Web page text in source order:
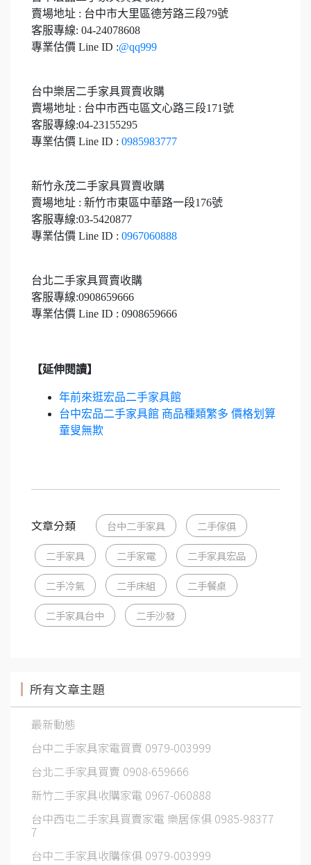
賣場地址 : 台中市大里區德芳路三段79號
客服專線: 04-24078608
專業估價 Line ID :@qq999
台中樂居二手家具買賣收購
賣場地址 : 台中市西屯區文心路三段171號
客服專線:04-23155295
專業估價 Line ID : 0985983777
新竹永茂二手家具買賣收購
賣場地址 : 新竹市東區中華路一段176號
客服專線:03-5420877
專業估價 Line ID : 0967060888
台北二手家具買賣收購
客服專線:0908659666
專業估價 Line ID : 0908659666
【延伸閱讀】
年前來逛宏品二手家具館
台中宏品二手家具館 商品種類繁多 價格划算
童叟無欺
文章分類 台中二手家具 二手傢俱
二手家具 二手家電 二手家具宏品
二手冷氣 二手床組 二手餐桌
二手家具台中 二手沙發
所有文章主題
最新動態
台中二手家具家電買賣 0979-003999
台北二手家具買賣 0908-659666
新竹二手家具收購家電 0967-060888
台中西屯二手家具買賣家電 樂居傢俱 0985-98377
7
台中二手家具收購傢俱 0979-003999